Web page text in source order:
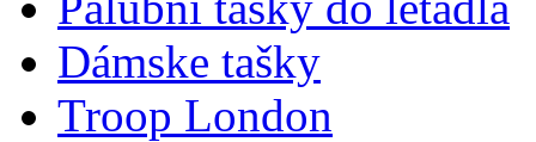
Dámske tašky
Troop London